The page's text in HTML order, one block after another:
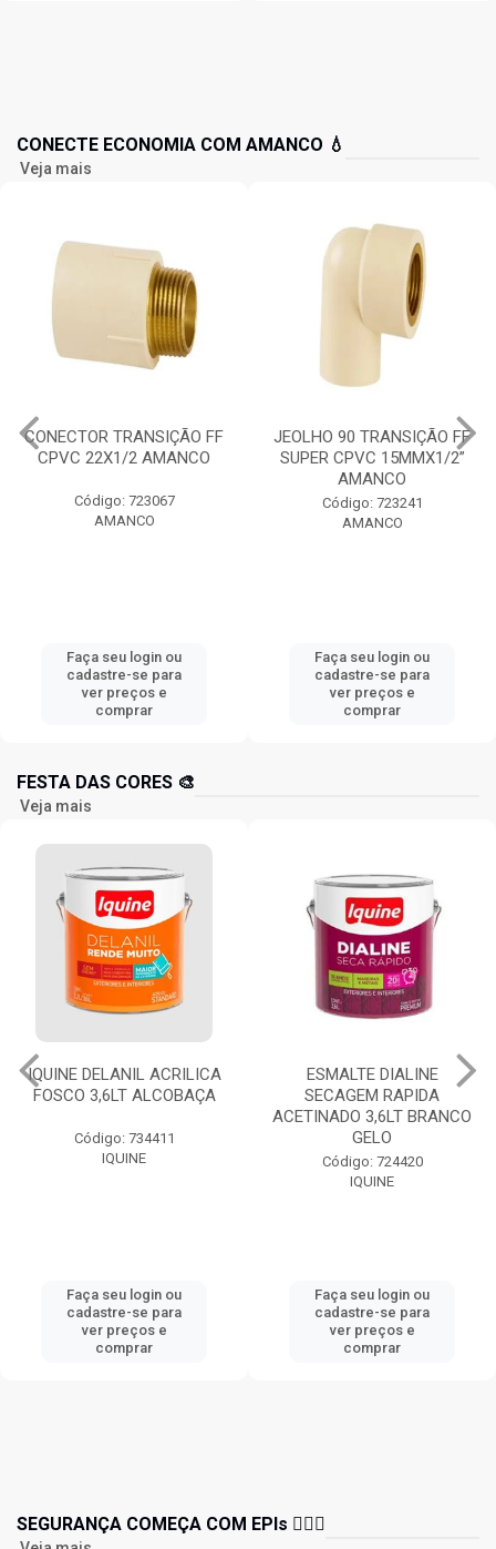
CONECTE ECONOMIA COM AMANCO 💧
Veja mais
CONECTOR TRANSIÇÃO FF
CPVC 22X1/2 AMANCO
Código: 723067
AMANCO
Faça seu login ou
cadastre-se para
ver preços e
comprar
JEOLHO 90 TRANSIÇÃO FF
SUPER CPVC 15MMX1/2”
AMANCO
Código: 723241
AMANCO
Faça seu login ou
cadastre-se para
ver preços e
comprar
FESTA DAS CORES 🎨
Veja mais
IQUINE DELANIL ACRILICA
FOSCO 3,6LT ALCOBAÇA
Código: 734411
IQUINE
Faça seu login ou
cadastre-se para
ver preços e
comprar
ESMALTE DIALINE
SECAGEM RAPIDA
ACETINADO 3,6LT BRANCO
GELO
Código: 724420
IQUINE
Faça seu login ou
cadastre-se para
ver preços e
comprar
SEGURANÇA COMEÇA COM EPIs 👷🏻‍♂️